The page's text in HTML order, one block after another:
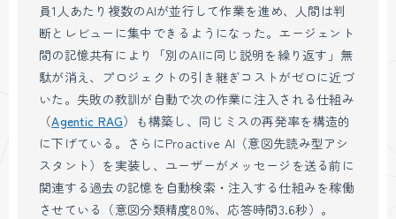
員1人あたり複数のAIが並行して作業を進め、人間は判
断とレビューに集中できるようになった。エージェント
間の記憶共有により「別のAIに同じ説明を繰り返す」無
駄が消え、プロジェクトの引き継ぎコストがゼロに近づ
いた。失敗の教訓が自動で次の作業に注入される仕組み
（Agentic RAG）も構築し、同じミスの再発率を構造的
に下げている。さらにProactive AI（意図先読み型アシ
スタント）を実装し、ユーザーがメッセージを送る前に
関連する過去の記憶を自動検索・注入する仕組みを稼働
させている（意図分類精度80%、応答時間3.6秒）。